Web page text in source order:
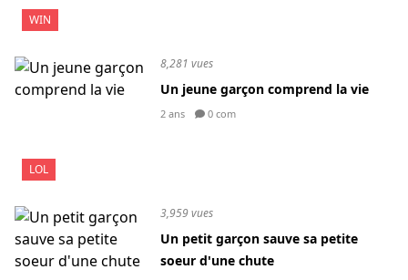
WIN
LOL
8,281 vues
Un jeune garçon comprend la vie
2 ans 0 com
3,959 vues
Un petit garçon sauve sa petite
soeur d'une chute